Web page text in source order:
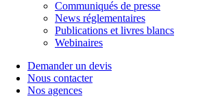
Communiqués de presse
News réglementaires
Publications et livres blancs
Webinaires
Demander un devis
Nous contacter
Nos agences